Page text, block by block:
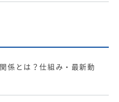
係とは？仕組み・最新動